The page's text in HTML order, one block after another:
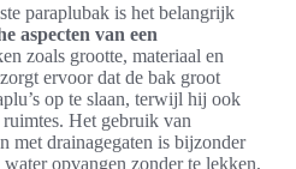
paraplubak is het belangrijk
aspecten van een
zoals grootte, materiaal en
ervoor dat de bak groot
op te slaan, terwijl hij ook
Het gebruik van
met drainagegaten is bijzonder
opvangen zonder te lekken,